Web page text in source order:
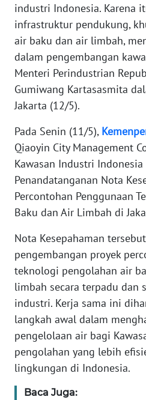
industri Indonesia. Karena
infrastruktur pendukung,
air baku dan air limbah,
dalam pengembangan
Menteri Perindustrian
Gumiwang Kartasasmita
Jakarta (12/5).
Pada Senin (11/5),
Qiaoyin City Management
Kawasan Industri
Penandatanganan Nota
Percontohan Penggunaan
Baku dan Air Limbah di
Nota Kesepahaman
pengembangan proyek
teknologi pengolahan air
limbah secara terpadu dan
industri. Kerja sama ini
langkah awal dalam
pengelolaan air bagi
pengolahan yang lebih
lingkungan di Indonesia.
Baca Juga:
JAKARTA
WN
JABAR
BANTEN
WN
WN
KEPRI
WN
WN
PAPUA
BARAT
WN
WN
SERAMBI